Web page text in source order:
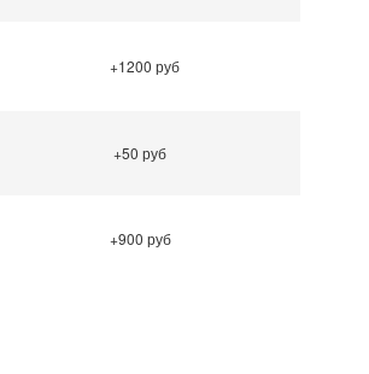
+1200 руб
+50 руб
+900 руб